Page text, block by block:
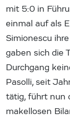
mit 5:0 in
einmal auf als
Simionescu
gaben sich die
Durchgang
Pasolli, seit
tätig, führt nun
makellosen